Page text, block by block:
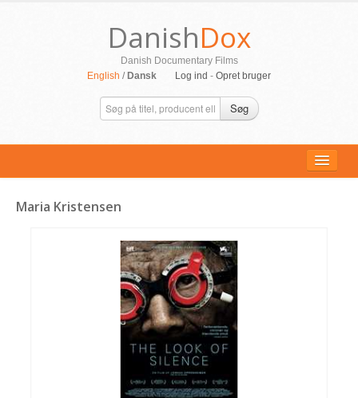
DanishDox
Danish Documentary Films
English / Dansk Log ind - Opret bruger
Søg
Maria Kristensen